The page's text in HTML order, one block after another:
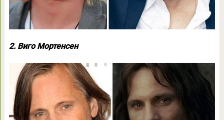
2. Виго Мортенсен